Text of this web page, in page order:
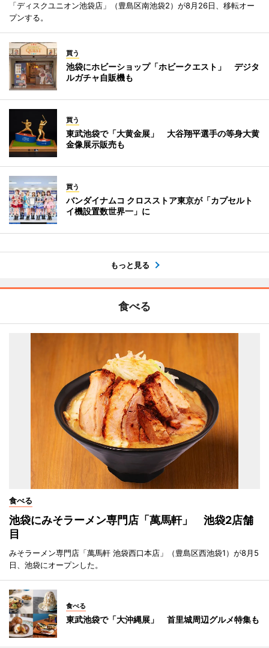
「ディスクユニオン池袋店」（豊島区南池袋2）が8月26日、移転オー
プンする。
買う
池袋にホビーショップ「ホビークエスト」 デジタ
ルガチャ自販機も
買う
東武池袋で「大黄金展」 大谷翔平選手の等身大黄
金像展示販売も
買う
バンダイナムコ クロスストア東京が「カプセルト
イ機設置数世界一」に
もっと見る
食べる
食べる
池袋にみそラーメン専門店「萬馬軒」 池袋2店舗
目
みそラーメン専門店「萬馬軒 池袋西口本店」（豊島区西池袋1）が8月5
日、池袋にオープンした。
食べる
東武池袋で「大沖縄展」 首里城周辺グルメ特集も